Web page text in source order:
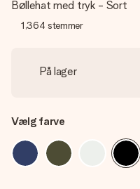
Bøllehat med tryk - Sort
1,364 stemmer
På lager
Vælg farve